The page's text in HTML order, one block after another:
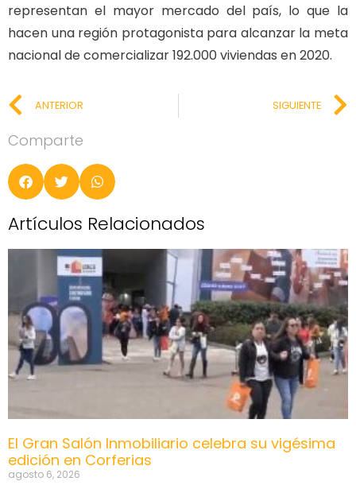
representan el mayor mercado del país, lo que la
hacen una región protagonista para alcanzar la meta
nacional de comercializar 192.000 viviendas en 2020.
ANTERIOR SIGUIENTE
Comparte
Artículos Relacionados
El Gran Salón Inmobiliario celebra su vigésima
edición en Corferias
agosto 6, 2026